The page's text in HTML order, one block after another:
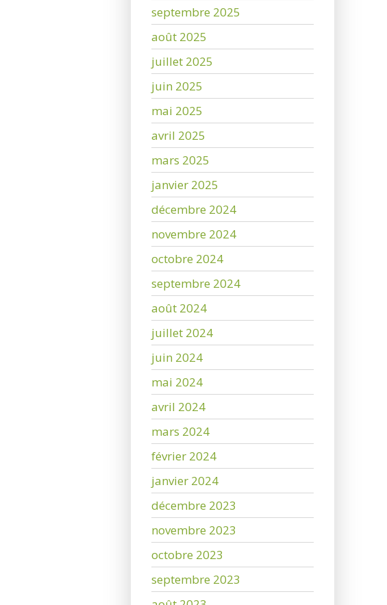
septembre 2025
août 2025
juillet 2025
juin 2025
mai 2025
avril 2025
mars 2025
janvier 2025
décembre 2024
novembre 2024
octobre 2024
septembre 2024
août 2024
juillet 2024
juin 2024
mai 2024
avril 2024
mars 2024
février 2024
janvier 2024
décembre 2023
novembre 2023
octobre 2023
septembre 2023